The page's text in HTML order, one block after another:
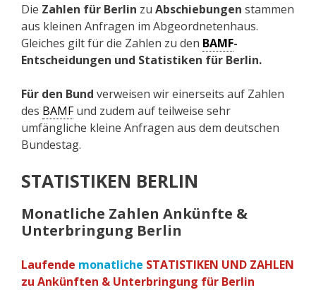
Die Zahlen für Berlin zu Abschiebungen stammen
aus kleinen Anfragen im Abgeordnetenhaus.
Gleiches gilt für die Zahlen zu den BAMF-
Entscheidungen und Statistiken für Berlin.
Für den Bund verweisen wir einerseits auf Zahlen
des BAMFund zudem auf teilweise sehr
umfängliche kleine Anfragen aus dem deutschen
Bundestag.
STATISTIKEN BERLIN
Monatliche Zahlen Ankünfte &
Unterbringung Berlin
Laufende monatliche STATISTIKEN UND ZAHLEN
zu Ankünften & Unterbringung für Berlin